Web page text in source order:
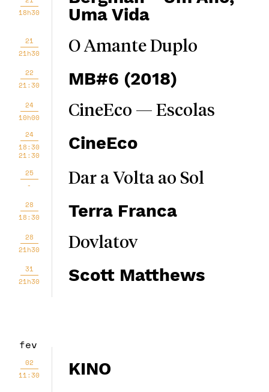
18h30
Uma Vida
21
21h30
O Amante Duplo
22
21:30
MB#6 (2018)
24
10h00
CineEco — Escolas
24
18:30
21:30
CineEco
25
-
Dar a Volta ao Sol
28
18:30
Terra Franca
28
21h30
Dovlatov
31
21h30
Scott Matthews
fev
02
11:30
KINO